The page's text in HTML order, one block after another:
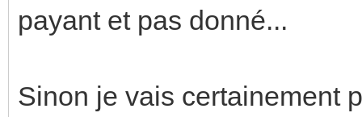
payant et pas donné...
Sinon je vais certainement